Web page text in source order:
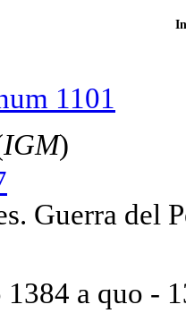
1101
IGM)
Guerra del
a quo -